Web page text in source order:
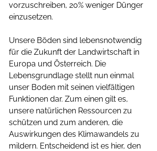
vorzuschreiben, 20% weniger Dünger
einzusetzen.
Unsere Böden sind lebensnotwendig
für die Zukunft der Landwirtschaft in
Europa und Österreich. Die
Lebensgrundlage stellt nun einmal
unser Boden mit seinen vielfältigen
Funktionen dar. Zum einen gilt es,
unsere natürlichen Ressourcen zu
schützen und zum anderen, die
Auswirkungen des Klimawandels zu
mildern. Entscheidend ist es hier, den